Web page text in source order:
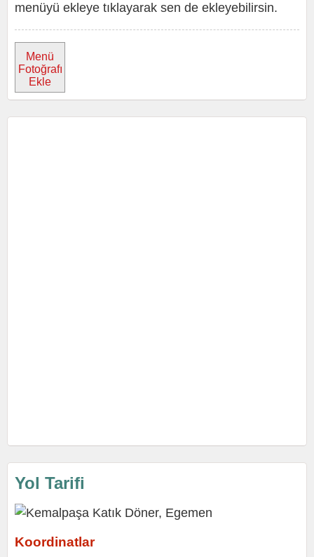
menüyü ekleye tıklayarak sen de ekleyebilirsin.
Menü
Fotoğrafı
Ekle
Yol Tarifi
Koordinatlar